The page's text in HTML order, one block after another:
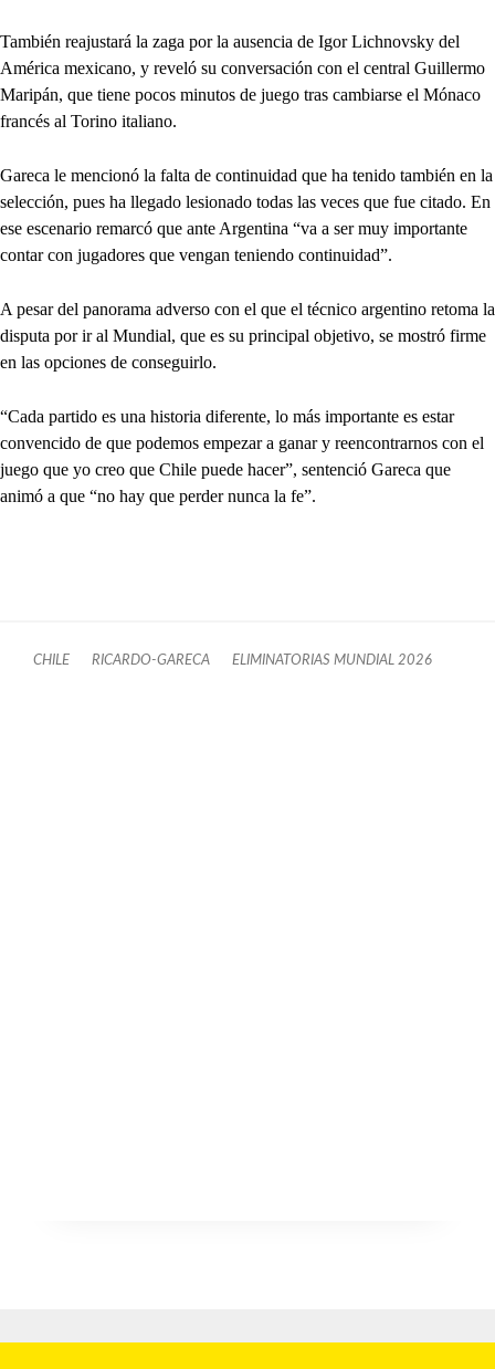
También reajustará la zaga por la ausencia de Igor Lichnovsky del
América mexicano, y reveló su conversación con el central Guillermo
Maripán, que tiene pocos minutos de juego tras cambiarse el Mónaco
francés al Torino italiano.
Gareca le mencionó la falta de continuidad que ha tenido también en la
selección, pues ha llegado lesionado todas las veces que fue citado. En
ese escenario remarcó que ante Argentina “va a ser muy importante
contar con jugadores que vengan teniendo continuidad”.
A pesar del panorama adverso con el que el técnico argentino retoma la
disputa por ir al Mundial, que es su principal objetivo, se mostró firme
en las opciones de conseguirlo.
“Cada partido es una historia diferente, lo más importante es estar
convencido de que podemos empezar a ganar y reencontrarnos con el
juego que yo creo que Chile puede hacer”, sentenció Gareca que
animó a que “no hay que perder nunca la fe”.
CHILE RICARDO-GARECA ELIMINATORIAS MUNDIAL 2026